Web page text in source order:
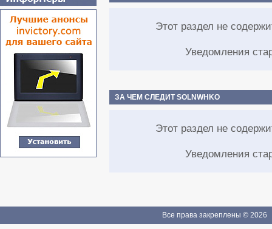
Этот раздел не
Уведомления
ЗА ЧЕМ СЛЕДИТ SOLNWHKO
Этот раздел не
Уведомления
Все права закреплены © 2026